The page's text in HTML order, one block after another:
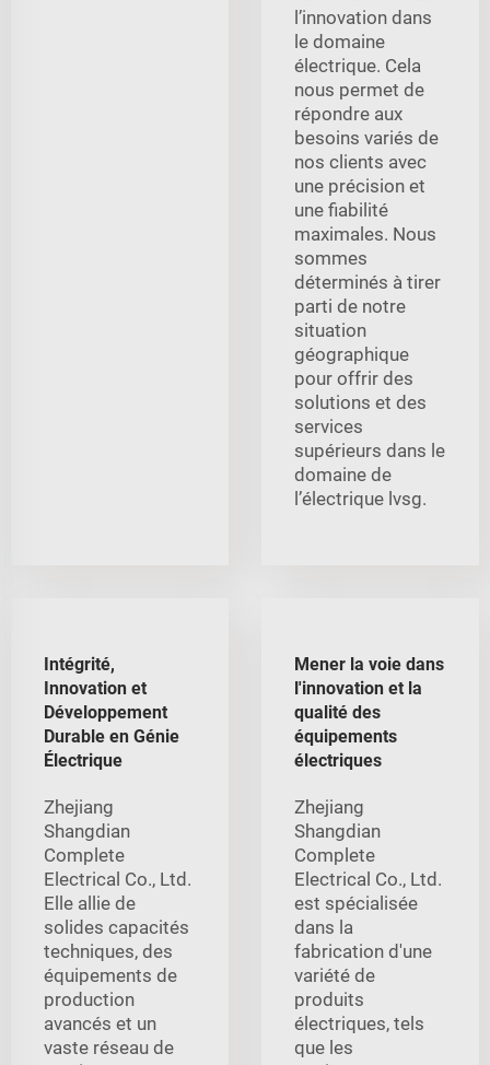
l’innovation dans
le domaine
électrique. Cela
nous permet de
répondre aux
besoins variés de
nos clients avec
une précision et
une fiabilité
maximales. Nous
sommes
déterminés à tirer
parti de notre
situation
géographique
pour offrir des
solutions et des
services
supérieurs dans le
domaine de
l’électrique lvsg.
Intégrité,
Innovation et
Développement
Durable en Génie
Électrique
Zhejiang
Shangdian
Complete
Electrical Co., Ltd.
Elle allie de
solides capacités
techniques, des
équipements de
production
avancés et un
vaste réseau de
Mener la voie dans
l'innovation et la
qualité des
équipements
électriques
Zhejiang
Shangdian
Complete
Electrical Co., Ltd.
est spécialisée
dans la
fabrication d'une
variété de
produits
électriques, tels
que les